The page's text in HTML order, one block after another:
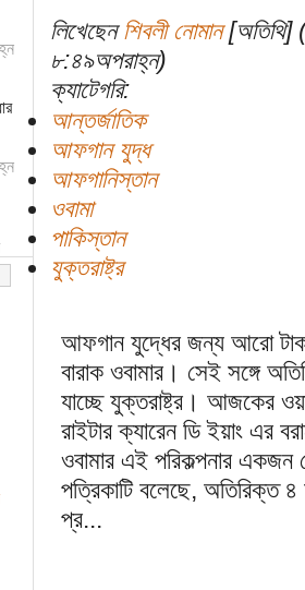
লিখেছেন শিবলী নোমান[অতিথি]
৮:৪৯অপরাহ্ন)
ক্যাটেগরি:
আন্তর্জাতিক
আফগান যুদ্ধ
আফগানিস্তান
ওবামা
পাকিস্তান
যুক্তরাষ্ট্র
আফগান যুদ্ধের জন্য আরো টাকা
বারাক ওবামার। সেই সঙ্গে
যাচ্ছে যুক্তরাষ্ট্র। আজকের
রাইটার ক্যারেন ডি ইয়াং এর
ওবামার এই পরিকল্পনার একজন
পত্রিকাটি বলেছে, অতিরিক্ত
প্র...